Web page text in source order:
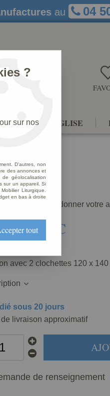
au 04
D'ÉGLISE
le premier à donner votre
,66 €TTC
avec 2 clochettes 120 x 140
sous 20 jours
de livraison approximatif
de renseignement
?
sur nos
D'autres, non
des annonces et
géolocalisation
sur un appareil. Si
Liturgique.
en bas à droite
tout